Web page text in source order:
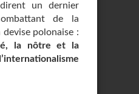
un dernier
de la
devise polonaise :
la nôtre et la